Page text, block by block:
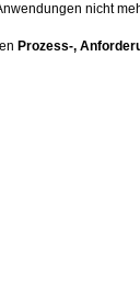
nicht
Prozess-,